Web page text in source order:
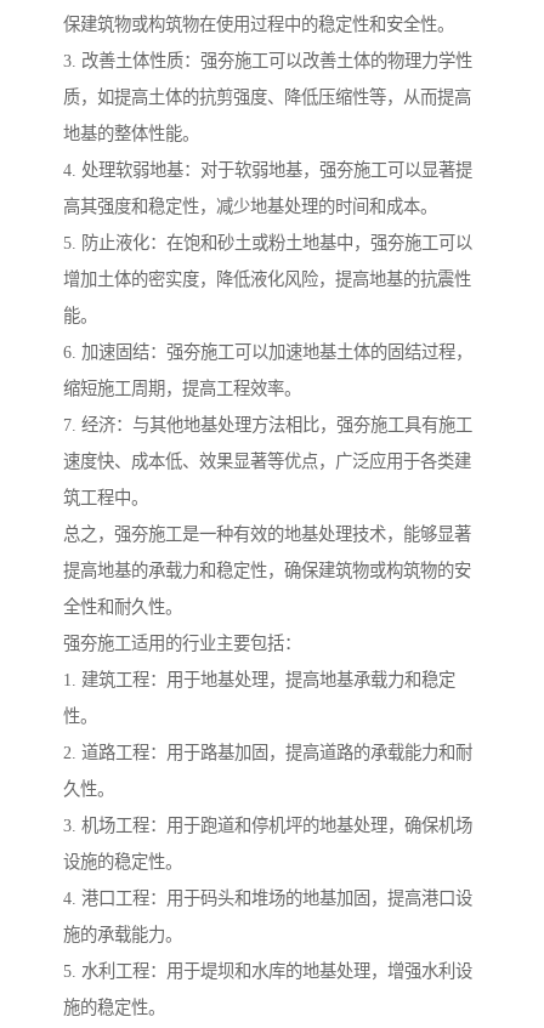
保建筑物或构筑物在使用过程中的稳定性和安全性。
3. 改善土体性质：强夯施工可以改善土体的物理力学性
质，如提高土体的抗剪强度、降低压缩性等，从而提高
地基的整体性能。
4. 处理软弱地基：对于软弱地基，强夯施工可以显著提
高其强度和稳定性，减少地基处理的时间和成本。
5. 防止液化：在饱和砂土或粉土地基中，强夯施工可以
增加土体的密实度，降低液化风险，提高地基的抗震性
能。
6. 加速固结：强夯施工可以加速地基土体的固结过程，
缩短施工周期，提高工程效率。
7. 经济：与其他地基处理方法相比，强夯施工具有施工
速度快、成本低、效果显著等优点，广泛应用于各类建
筑工程中。
总之，强夯施工是一种有效的地基处理技术，能够显著
提高地基的承载力和稳定性，确保建筑物或构筑物的安
全性和耐久性。
强夯施工适用的行业主要包括：
1. 建筑工程：用于地基处理，提高地基承载力和稳定
性。
2. 道路工程：用于路基加固，提高道路的承载能力和耐
久性。
3. 机场工程：用于跑道和停机坪的地基处理，确保机场
设施的稳定性。
4. 港口工程：用于码头和堆场的地基加固，提高港口设
施的承载能力。
5. 水利工程：用于堤坝和水库的地基处理，增强水利设
施的稳定性。